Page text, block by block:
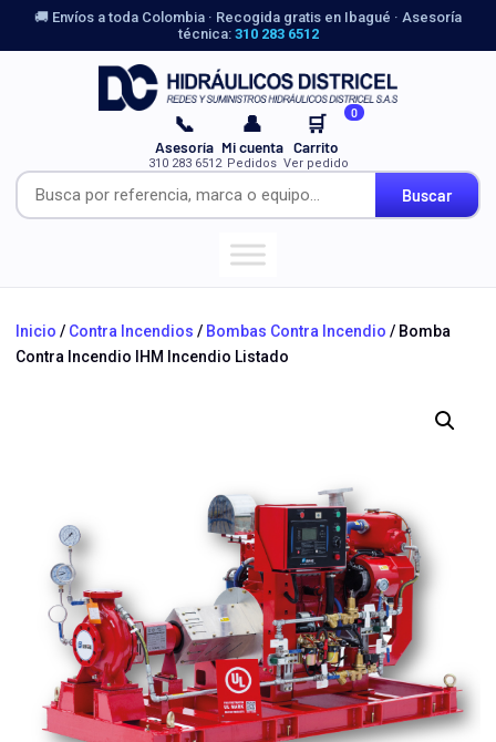
🚚 Envíos a toda Colombia · Recogida gratis en Ibagué · Asesoría
técnica: 310 283 6512
Buscar
📞
Asesoría
310 283 6512
👤
Mi cuenta
Pedidos
🛒 0
Carrito
Ver pedido
Inicio / Contra Incendios / Bombas Contra Incendio / Bomba
Contra Incendio IHM Incendio Listado